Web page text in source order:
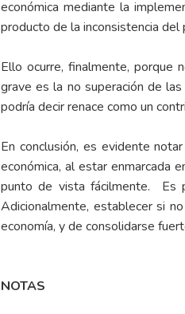
económica mediante la
producto de la inconsistencia del
Ello ocurre, finalmente, porque
grave es la no superación de
podría decir renace como un
En conclusión, es evidente
económica, al estar enmarcada
punto de vista fácilmente. Es
Adicionalmente, establecer si
economía, y de consolidarse
NOTAS